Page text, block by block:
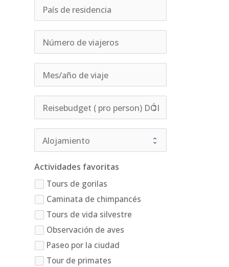
Actividades favoritas
Tours de gorilas
Caminata de chimpancés
Tours de vida silvestre
Observación de aves
Paseo por la ciudad
Tour de primates